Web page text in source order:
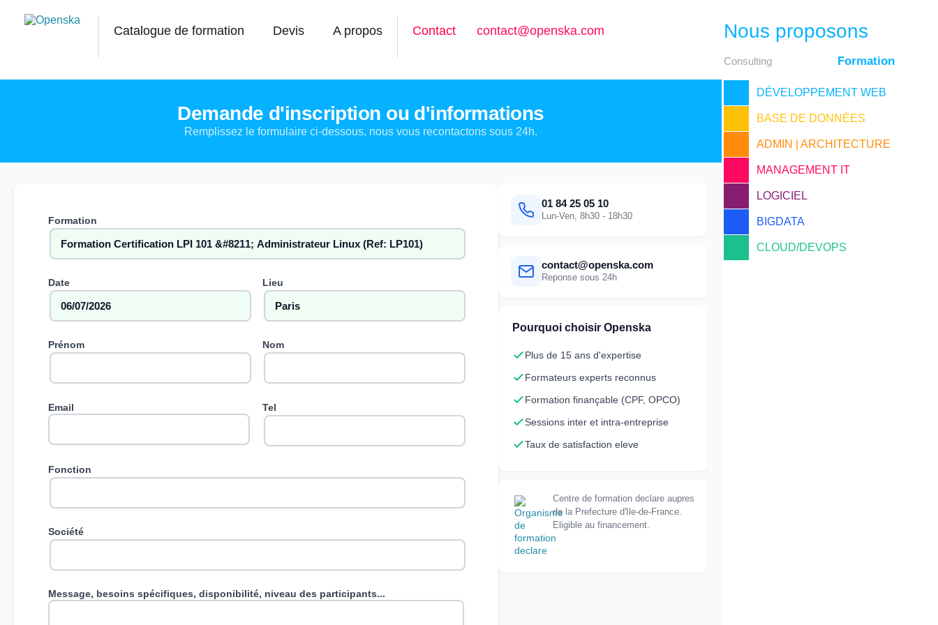
Catalogue de formation Devis A propos Contact contact@openska.com
Demande d'inscription ou d'informations
Remplissez le formulaire ci-dessous, nous vous recontactons sous 24h.
Formation
Date Lieu
Prénom Nom
Email Tel
Fonction
Société
Message, besoins spécifiques, disponibilité, niveau des participants...
01 84 25 05 10
Lun-Ven, 8h30 - 18h30
contact@openska.com
Reponse sous 24h
Pourquoi choisir Openska
Plus de 15 ans d'expertise
Formateurs experts reconnus
Formation finançable (CPF, OPCO)
Sessions inter et intra-entreprise
Taux de satisfaction eleve
Centre de formation declare aupres
de la Prefecture d'Ile-de-France.
Eligible au financement.
Nous proposons
Consulting Formation
DÉVELOPPEMENT WEB
BASE DE DONNÉES
ADMIN | ARCHITECTURE
MANAGEMENT IT
LOGICIEL
BIGDATA
CLOUD/DEVOPS